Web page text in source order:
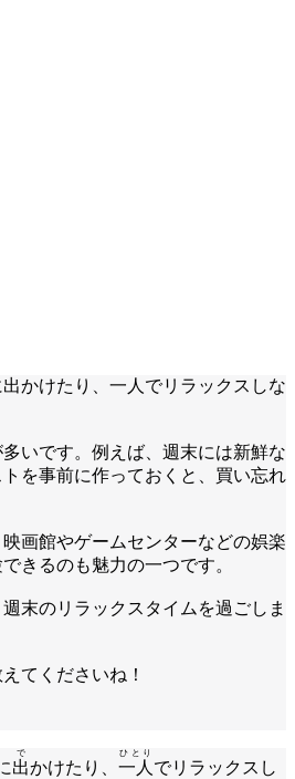
かけたり、一人でリラックスしな
いです。例えば、週末には新鮮な
を事前に作っておくと、買い忘れ
画館やゲームセンターなどの娯楽
きるのも魅力の一つです。
末のリラックスタイムを過ごしま
てくださいね！
出
で
かけたり、 一人
ひとり
でリラックスし